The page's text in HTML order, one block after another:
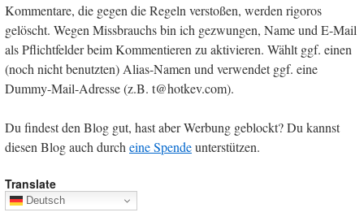
Kommentare, die gegen die Regeln verstoßen, werden rigoros
gelöscht. Wegen Missbrauchs bin ich gezwungen, Name und E-Mail
als Pflichtfelder beim Kommentieren zu aktivieren. Wählt ggf. einen
(noch nicht benutzten) Alias-Namen und verwendet ggf. eine
Dummy-Mail-Adresse (z.B. t@hotkev.com).
Du findest den Blog gut, hast aber Werbung geblockt? Du kannst
diesen Blog auch durch eine Spendeunterstützen.
Translate
Deutsch